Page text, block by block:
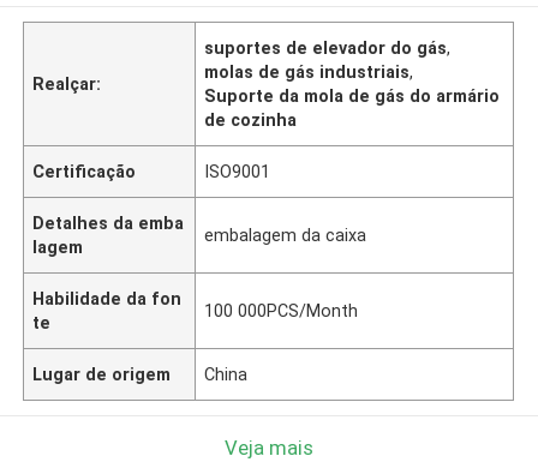
Realçar:
suportes de elevador do gás,
molas de gás industriais,
Suporte da mola de gás do armário
de cozinha
Certificação ISO9001
Detalhes da emba
lagem
embalagem da caixa
Habilidade da fon
te
100 000PCS/Month
Lugar de origem China
Veja mais